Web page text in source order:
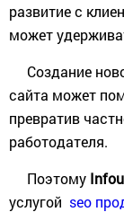
развитие с
может
Создание
сайта может
превратив
работодателя.
Поэтому
услугой seo